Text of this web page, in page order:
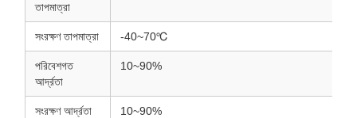
তাপমাত্রা
সংরক্ষণ তাপমাত্রা -40~70℃
পরিবেশগত
আর্দ্রতা
10~90%
সংরক্ষণ আর্দ্রতা 10~90%